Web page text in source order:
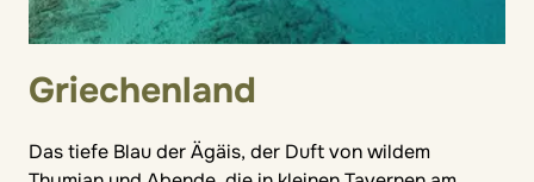
Griechenland
Das tiefe Blau der Ägäis, der Duft von wildem